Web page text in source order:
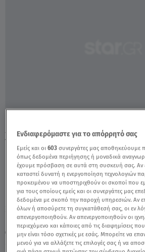
Κυριακή 9 Αυγούστου 2026
14.01.22, 17:55 CELEBRITIES & GOSSIP ΝΕΑ
Χρονιάς Μόνος Μου» - Video
Ενδιαφερόμαστε για το απόρρητό σας
Εμείς και οι603 συνεργάτες μας αποθηκεύουμε
όπως δεδομένα περιήγησης ή μοναδικά
έχουμε πρόσβαση σε αυτά στη συσκευή σας. Αν
καταστεί δυνατή η ενεργοποίηση τεχνολογιών
προκειμένου να υποστηριχθούν οι σκοποί που
για τους οποίους εμείς και οι συνεργάτες μας
δεδομένα με σκοπό την παροχή υπηρεσιών. Αν
όλων ή αποσύρετε τη συγκατάθεσή σας, οι εν
απενεργοποιηθούν. Αν απενεργοποιηθούν οι
περιεχόμενο και κάποιες από τις διαφημίσεις
μην είναι τόσο σχετικές με εσάς. Μπορείτε να
μενού για να αλλάξετε τις επιλογές σας ή να